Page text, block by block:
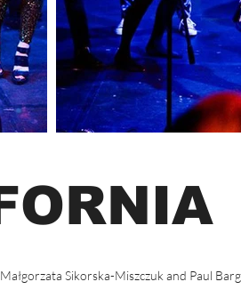
Małgorzata Sikorska-Miszczuk and Paul